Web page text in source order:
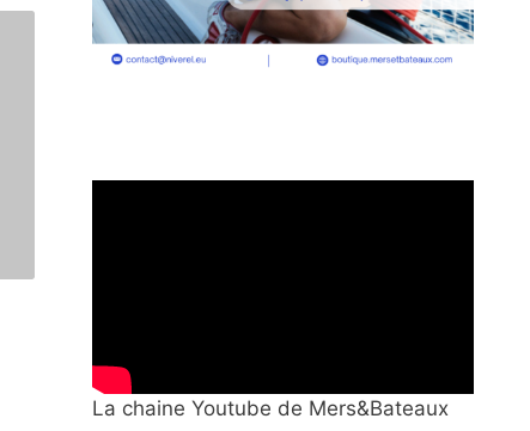
La chaine Youtube de Mers&Bateaux